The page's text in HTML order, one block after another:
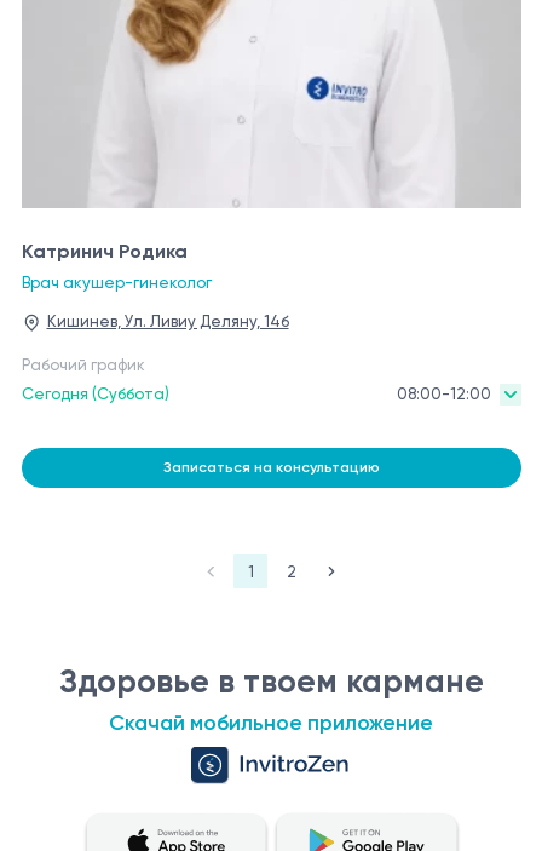
Катринич Родика
Врач акушер-гинеколог
Кишинев, Ул. Ливиу Деляну, 14б
Рабочий график
Сегодня (Суббота)
08:00-12:00
Записаться на консультацию
1 2
Здоровье в твоем кармане
Скачай мобильное приложение